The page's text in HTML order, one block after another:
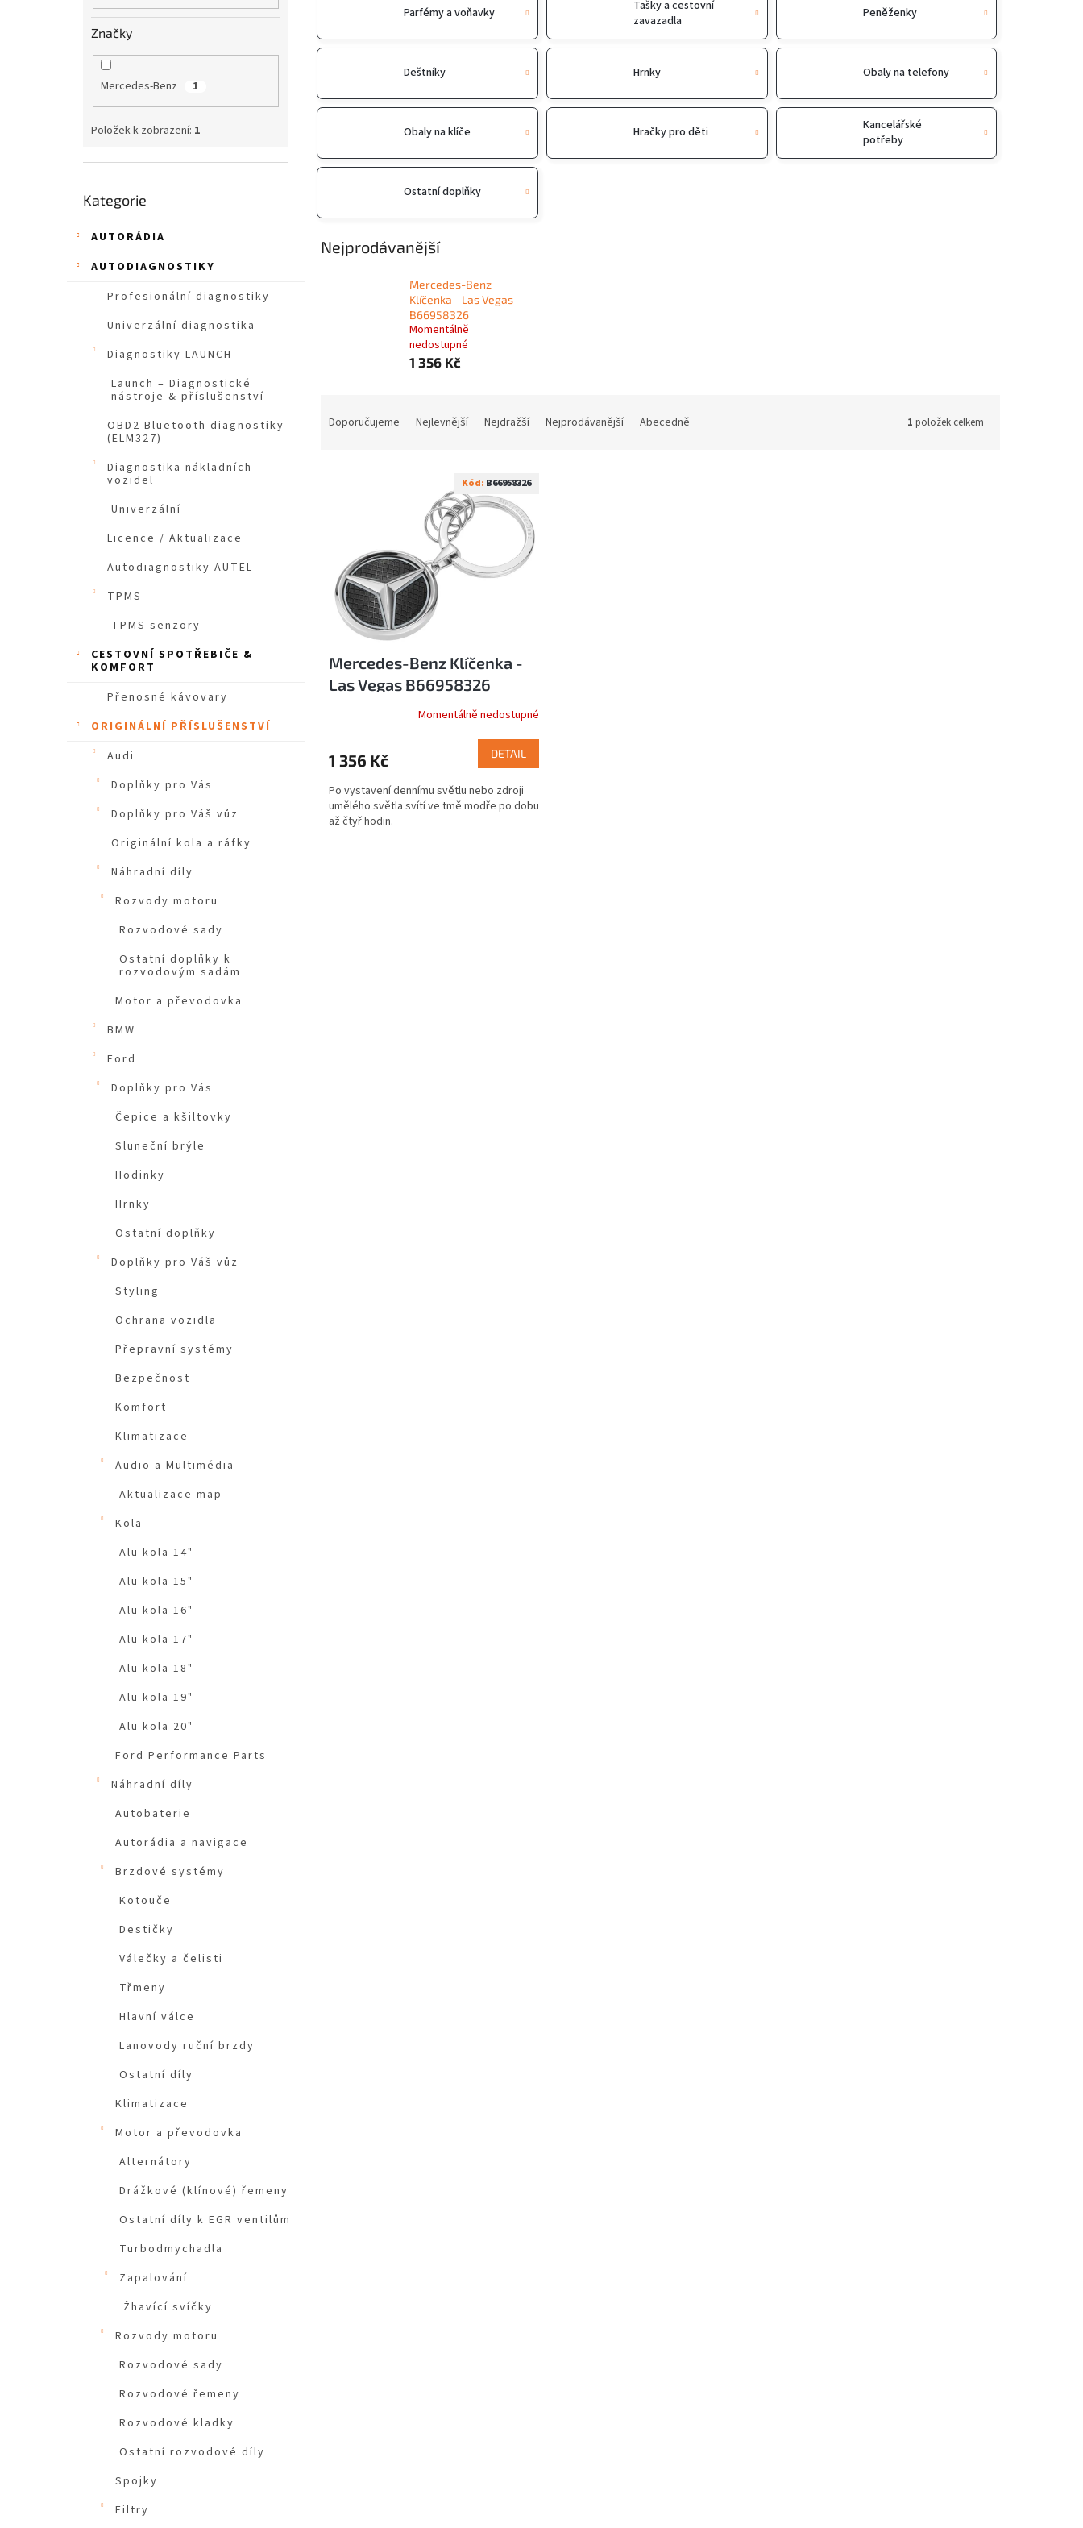
Značky
Mercedes-Benz 1
Položek k zobrazení: 1
kategorie
Kategorie
AUTORÁDIA
AUTODIAGNOSTIKY
Profesionální diagnostiky
Univerzální diagnostika
Diagnostiky LAUNCH
Launch – Diagnostické
nástroje & příslušenství
OBD2 Bluetooth diagnostiky
(ELM327)
Diagnostika nákladních
vozidel
Univerzální
Licence / Aktualizace
Autodiagnostiky AUTEL
TPMS
TPMS senzory
CESTOVNÍ SPOTŘEBIČE &
KOMFORT
Přenosné kávovary
ORIGINÁLNÍ PŘÍSLUŠENSTVÍ
Audi
Doplňky pro Vás
Doplňky pro Váš vůz
Originální kola a ráfky
Náhradní díly
Rozvody motoru
Rozvodové sady
Ostatní doplňky k
rozvodovým sadám
Motor a převodovka
BMW
Ford
Doplňky pro Vás
Čepice a kšiltovky
Sluneční brýle
Hodinky
Hrnky
Ostatní doplňky
Doplňky pro Váš vůz
Styling
Ochrana vozidla
Přepravní systémy
Bezpečnost
Komfort
Klimatizace
Audio a Multimédia
Aktualizace map
Kola
Alu kola 14"
Alu kola 15"
Alu kola 16"
Alu kola 17"
Alu kola 18"
Alu kola 19"
Alu kola 20"
Ford Performance Parts
Náhradní díly
Autobaterie
Autorádia a navigace
Brzdové systémy
Kotouče
Destičky
Válečky a čelisti
Třmeny
Hlavní válce
Lanovody ruční brzdy
Ostatní díly
Klimatizace
Motor a převodovka
Alternátory
Drážkové (klínové) řemeny
Ostatní díly k EGR ventilům
Turbodmychadla
Zapalování
Žhavící svíčky
Rozvody motoru
Rozvodové sady
Rozvodové řemeny
Rozvodové kladky
Ostatní rozvodové díly
Spojky
Filtry
Parfémy a voňavky
Tašky a cestovní
zavazadla
Peněženky
Deštníky Hrnky Obaly na telefony
Obaly na klíče Hračky pro děti
Kancelářské
potřeby
Ostatní doplňky
Nejprodávanější
Mercedes-Benz
Klíčenka - Las Vegas
B66958326
Momentálně
nedostupné
1 356 Kč
Doporučujeme Nejlevnější Nejdražší Nejprodávanější Abecedně 1 položek celkem
Mercedes-Benz Klíčenka -
Las Vegas B66958326
Momentálně nedostupné
1 356 Kč DETAIL
Po vystavení dennímu světlu nebo zdroji
umělého světla svítí ve tmě modře po dobu
až čtyř hodin.
Kód: B66958326